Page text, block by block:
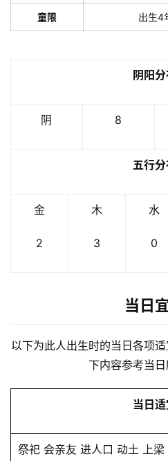
童限 出生4
阴阳
阴 8
五行
金
2
木
3
水
0
当日
以下为此人出生时的当日各项
下内容参考当日
当日适
祭祀 会亲友 进人口 动土 上